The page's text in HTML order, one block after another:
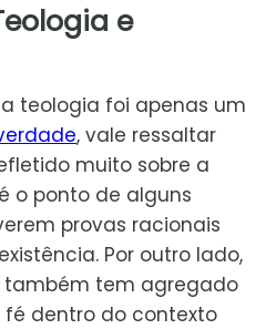
e
teologia foi apenas um
, vale ressaltar
muito sobre a
o ponto de alguns
provas racionais
Por outro lado,
tem agregado
fé dentro do contexto